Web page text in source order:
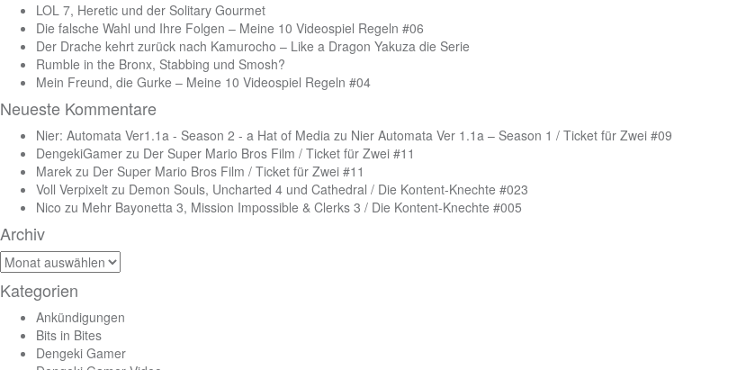
LOL 7, Heretic und der Solitary Gourmet
Die falsche Wahl und Ihre Folgen – Meine 10 Videospiel Regeln #06
Der Drache kehrt zurück nach Kamurocho – Like a Dragon Yakuza die Serie
Rumble in the Bronx, Stabbing und Smosh?
Mein Freund, die Gurke – Meine 10 Videospiel Regeln #04
Neueste Kommentare
Nier: Automata Ver1.1a - Season 2 - a Hat of Media zu Nier Automata Ver 1.1a – Season 1 / Ticket für Zwei #09
DengekiGamer zu Der Super Mario Bros Film / Ticket für Zwei #11
Marek zu Der Super Mario Bros Film / Ticket für Zwei #11
Voll Verpixelt zu Demon Souls, Uncharted 4 und Cathedral / Die Kontent-Knechte #023
Nico zu Mehr Bayonetta 3, Mission Impossible & Clerks 3 / Die Kontent-Knechte #005
Archiv
Archiv
Kategorien
Ankündigungen
Bits in Bites
Dengeki Gamer